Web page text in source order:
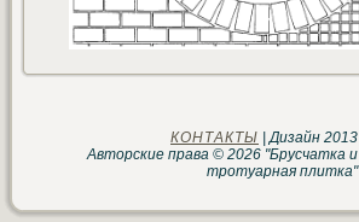
КОНТАКТЫ | Дизайн 2013
Авторские права © 2026 "Брусчатка и
тротуарная плитка"